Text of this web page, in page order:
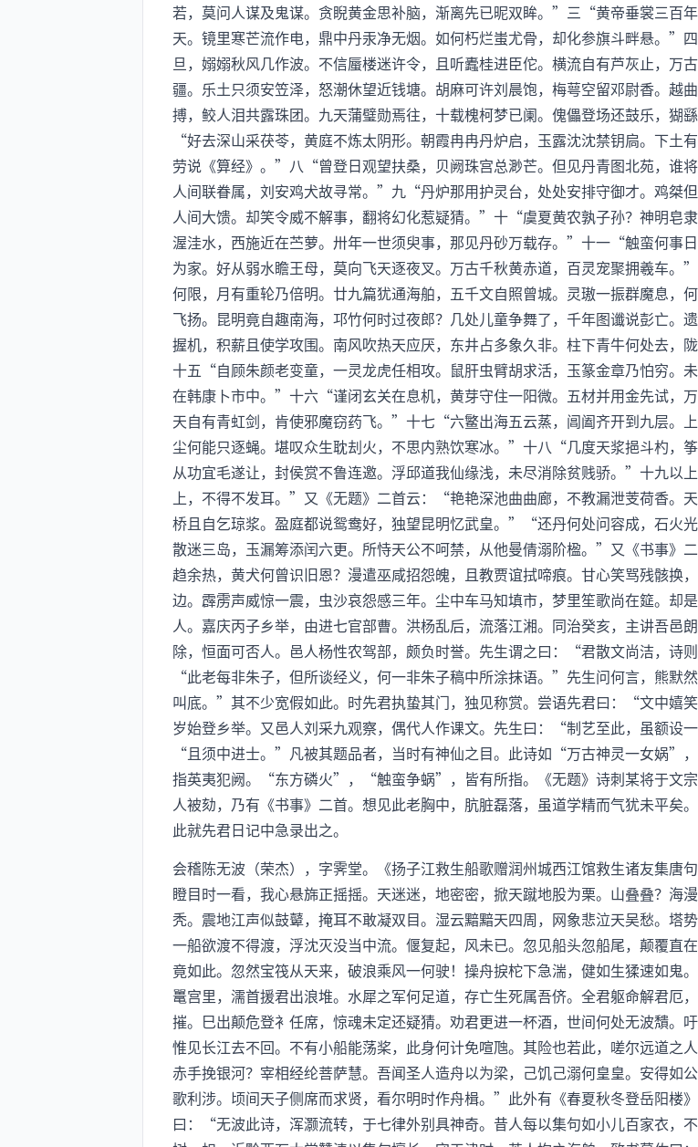
若，莫问人谋及鬼谋。贪睨黄金思补脑，渐离先已昵双眸。”三“黄帝垂裳三百
天。镜里寒芒流作电，鼎中丹汞净无烟。如何朽烂蚩尤骨，却化参旗斗畔悬。”
旦，嫋嫋秋风几作波。不信蜃楼迷许令，且听蠹桂进臣佗。横流自有芦灰止，
疆。乐土只须安笠泽，怒潮休望近钱塘。胡麻可许刘晨饱，梅萼空留邓尉香。
搏，鲛人泪共露珠团。九天蒲璧勋焉往，十载槐柯梦已阑。傀儡登场还鼓乐，
“好去深山采茯苓，黄庭不炼太阴形。朝霞冉冉丹炉启，玉露沈沈禁钥扃。下土
劳说《算经》。”八“曾登日观望扶桑，贝阙珠宫总渺芒。但见丹青图北苑，谁
人间联眷属，刘安鸡犬故寻常。”九“丹炉那用护灵台，处处安排守御才。鸡桀
人间大馈。却笑令威不解事，翻将幻化惹疑猜。”十“虞夏黄农孰子孙？神明皂
渥洼水，西施近在苎萝。卅年一世须臾事，那见丹砂万载存。”十一“触蛮何事
为家。好从弱水瞻王母，莫向飞天逐夜叉。万古千秋黄赤道，百灵宠聚拥羲车
何限，月有重轮乃倍明。廿九篇犹通海舶，五千文自照曾城。灵璈一振群魔息
飞扬。昆明竟自趣南海，邛竹何时过夜郎？几处儿童争舞了，千年图谶说彭亡
握机，积薪且使学攻围。南风吹热天应厌，东井占多象久非。柱下青牛何处去，
十五“自顾朱颜老变童，一灵龙虎任相攻。鼠肝虫臂胡求活，玉篆金章乃怕穷。
在韩康卜市中。”十六“谨闭玄关在息机，黄芽守住一阳微。五材并用金先试，
天自有青虹剑，肯使邪魔窃药飞。”十七“六鳘出海五云蒸，阊阖齐开到九层。
尘何能只逐蝇。堪叹众生耽刦火，不思内熟饮寒冰。”十八“几度天浆挹斗杓，
从功宜毛遂让，封侯赏不鲁连邀。浮邱道我仙缘浅，未尽消除贫贱骄。”十九以
上，不得不发耳。”又《无题》二首云：“艳艳深池曲曲廊，不教漏泄芰荷香。
桥且自乞琼浆。盈庭都说鸳鸯好，独望昆明忆武皇。”“还丹何处问容成，石火
散迷三岛，玉漏筹添闰六更。所恃天公不呵禁，从他曼倩溺阶楹。”又《书事》
趋余热，黄犬何曾识旧恩？漫遣巫咸招怨魄，且教贾谊拭啼痕。甘心笑骂残骸
边。霹雳声威惊一震，虫沙哀怨感三年。尘中车马知填市，梦里笙歌尚在筵。
人。嘉庆丙子乡举，由进七官部曹。洪杨乱后，流落江湘。同治癸亥，主讲吾邑
除，恒面可否人。邑人杨性农驾部，颇负时誉。先生谓之曰：“君散文尚洁，诗
“此老每非朱子，但所谈经义，何一非朱子稿中所涂抹语。”先生问何言，熊
叫底。”其不少宽假如此。时先君执蛰其门，独见称赏。尝语先君曰：“文中嬉
岁始登乡举。又邑人刘采九观察，偶代人作课文。先生曰：“制艺至此，虽额
“且须中进士。”凡被其题品者，当时有神仙之目。此诗如“万古神灵一女娲
指英夷犯阙。“东方磷火”，“触蛮争蜗”，皆有所指。《无题》诗刺某将于文
人被劾，乃有《书事》二首。想见此老胸中，肮脏磊落，虽道学精而气犹未平矣
此就先君日记中急录出之。
会稽陈无波（荣杰），字霁堂。《扬子江救生船歌赠润州城西江馆救生诸友集
瞪目时一看，我心悬旆正摇摇。天迷迷，地密密，掀天蹴地股为栗。山叠叠？海
秃。震地江声似鼓鼙，掩耳不敢凝双目。湿云黯黯天四周，网象悲泣天吴愁。塔
一船欲渡不得渡，浮沈灭没当中流。偃复起，风未已。忽见船头忽船尾，颠覆直
竟如此。忽然宝筏从天来，破浪乘风一何驶！操舟捩柁下急湍，健如生猱速如鬼
鼍宫里，濡首援君出浪堆。水犀之军何足道，存亡生死属吾侪。全君躯命解君厄
摧。巳出颠危登衤任席，惊魂未定还疑猜。劝君更进一杯酒，世间何处无波穨。
惟见长江去不回。不有小船能荡桨，此身何计免喧虺。其险也若此，嗟尔远道之
赤手挽银河？宰相经纶菩萨慧。吾闻圣人造舟以为梁，己饥己溺何皇皇。安得如
歌利涉。顷间天子侧席而求贤，看尔明时作舟楫。”此外有《春夏秋冬登岳阳楼
曰：“无波此诗，浑灏流转，于七律外别具神奇。昔人每以集句如小儿百家衣，